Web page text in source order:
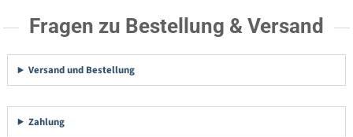
Fragen zu Bestellung & Versand
Versand und Bestellung
Zahlung